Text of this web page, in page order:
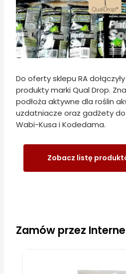
Do oferty sklepu RA
produkty marki Qual Drop.
podłoża aktywne dla roślin
uzdatniacze oraz gadżety
Wabi-Kusa i Kodedama.
Zobacz listę
Zamów przez